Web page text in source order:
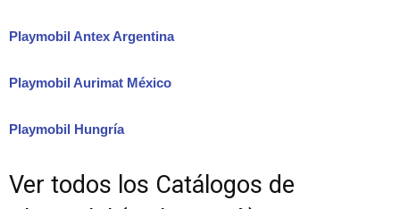
Playmobil Antex Argentina
Playmobil Aurimat México
Playmobil Hungría
Ver todos los Catálogos de